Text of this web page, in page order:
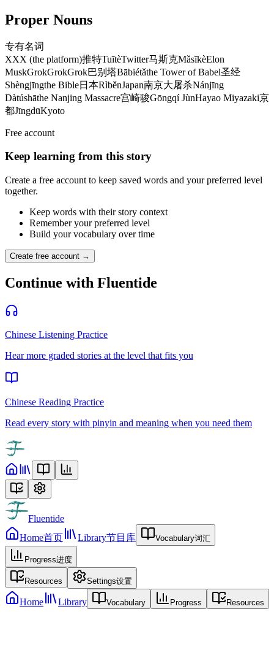
Proper Nouns
专有名词
XXX (the platform)推特TuītèTwitter马斯克MǎsīkèElon
MuskGrokGrokGrok巴别塔Bābiétǎthe Tower of Babel圣经
Shèngjīngthe Bible日本RìběnJapan南京大屠杀Nánjīng
Dàtúshāthe Nanjing Massacre宫崎骏Gōngqí JùnHayao Miyazaki京
都JīngdūKyoto
Free account
Keep learning from this story
Create a free account to keep saved words and your preferred level
together.
Keep words with their story context
Remember your preferred level
Build your vocabulary over time
Create free account →
Continue with Fluentide
Chinese Listening Practice
Hear more graded stories at the level that fits you
Chinese Reading Practice
Read every story with pinyin and meaning when you need them
Fluentide
Home首页 Library节目库 Vocabulary词汇
Progress进度
Resources Settings设置
Home Library Vocabulary Progress Resources